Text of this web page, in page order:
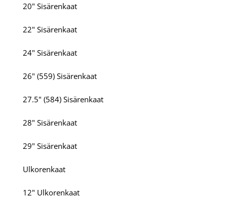
20" Sisärenkaat
22" Sisärenkaat
24" Sisärenkaat
26" (559) Sisärenkaat
27.5" (584) Sisärenkaat
28" Sisärenkaat
29" Sisärenkaat
Ulkorenkaat
12" Ulkorenkaat